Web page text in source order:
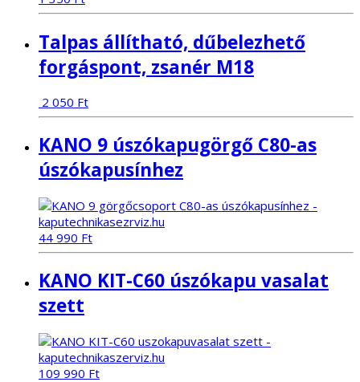
Talpas állítható, dűbelezhető
forgáspont, zsanér M18
2 050 Ft
KANO 9 úszókapugörgő C80-as
úszókapusínhez
44 990 Ft
KANO KIT-C60 úszókapu vasalat
szett
109 990 Ft